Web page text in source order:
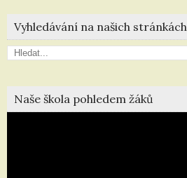
Vyhledávání na našich stránkách
Naše škola pohledem žáků